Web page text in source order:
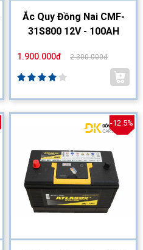
Ắc Quy Đồng Nai CMF-
31S800 12V - 100AH
1.900.000đ 2.300.000đ
-12.5%